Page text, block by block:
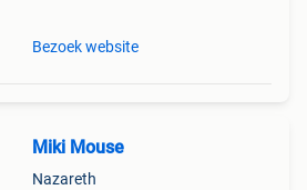
Bezoek website
Miki Mouse
Nazareth